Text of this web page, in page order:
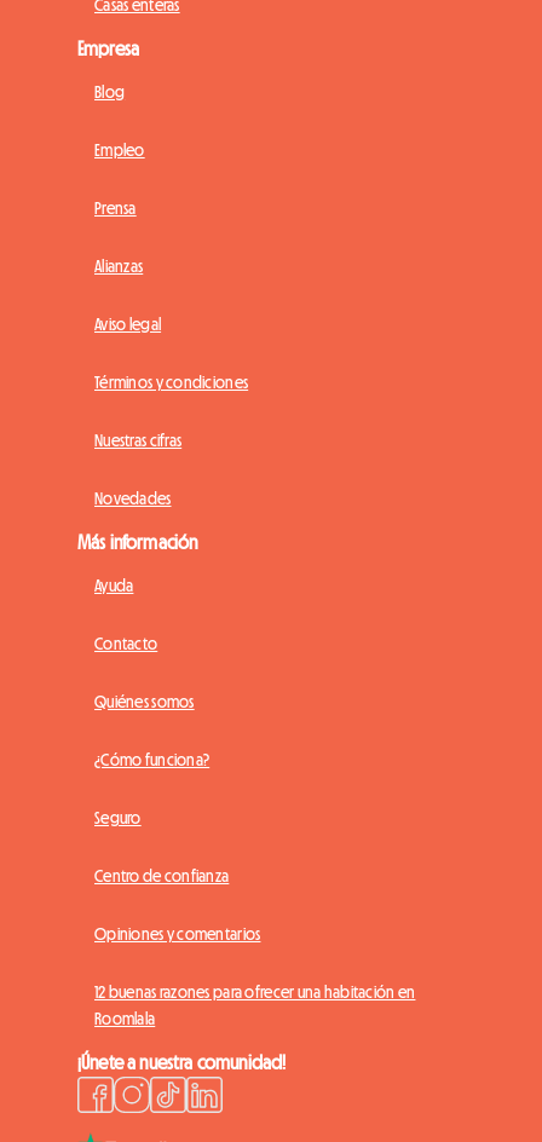
Casas enteras
Empresa
Blog
Empleo
Prensa
Alianzas
Aviso legal
Términos y condiciones
Nuestras cifras
Novedades
Más información
Ayuda
Contacto
Quiénes somos
¿Cómo funciona?
Seguro
Centro de confianza
Opiniones y comentarios
12 buenas razones para ofrecer una habitación en
Roomlala
¡Únete a nuestra comunidad!